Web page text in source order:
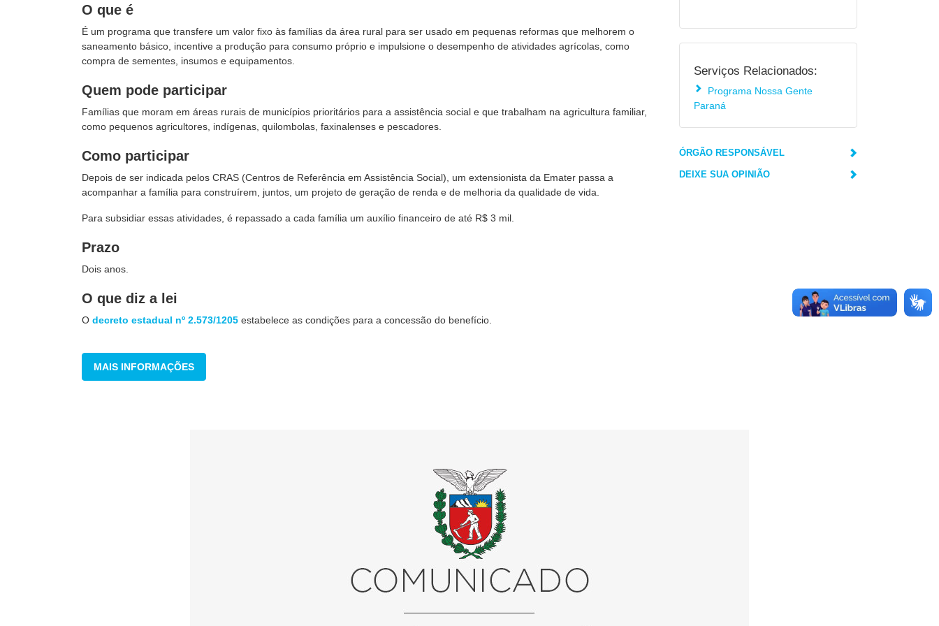
O que é
É um programa que transfere um valor fixo às famílias da área rural para ser usado em pequenas reformas que melhorem o
saneamento básico, incentive a produção para consumo próprio e impulsione o desempenho de atividades agrícolas, como
compra de sementes, insumos e equipamentos.
Quem pode participar
Famílias que moram em áreas rurais de municípios prioritários para a assistência social e que trabalham na agricultura familiar,
como pequenos agricultores, indígenas, quilombolas, faxinalenses e pescadores.
Como participar
Depois de ser indicada pelos CRAS (Centros de Referência em Assistência Social), um extensionista da Emater passa a
acompanhar a família para construírem, juntos, um projeto de geração de renda e de melhoria da qualidade de vida.
Para subsidiar essas atividades, é repassado a cada família um auxílio financeiro de até R$ 3 mil.
Prazo
Dois anos.
O que diz a lei
O decreto estadual nº 2.573/1205 estabelece as condições para a concessão do benefício.
MAIS INFORMAÇÕES
Serviços Relacionados:
Programa Nossa Gente
Paraná
ÓRGÃO RESPONSÁVEL
DEIXE SUA OPINIÃO